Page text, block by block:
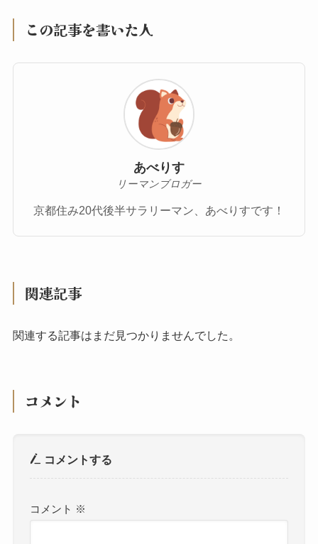
この記事を書いた人
あべりす
リーマンブロガー
京都住み20代後半サラリーマン、あべりすです！
関連記事
関連する記事はまだ見つかりませんでした。
コメント
コメントする
コメント ※